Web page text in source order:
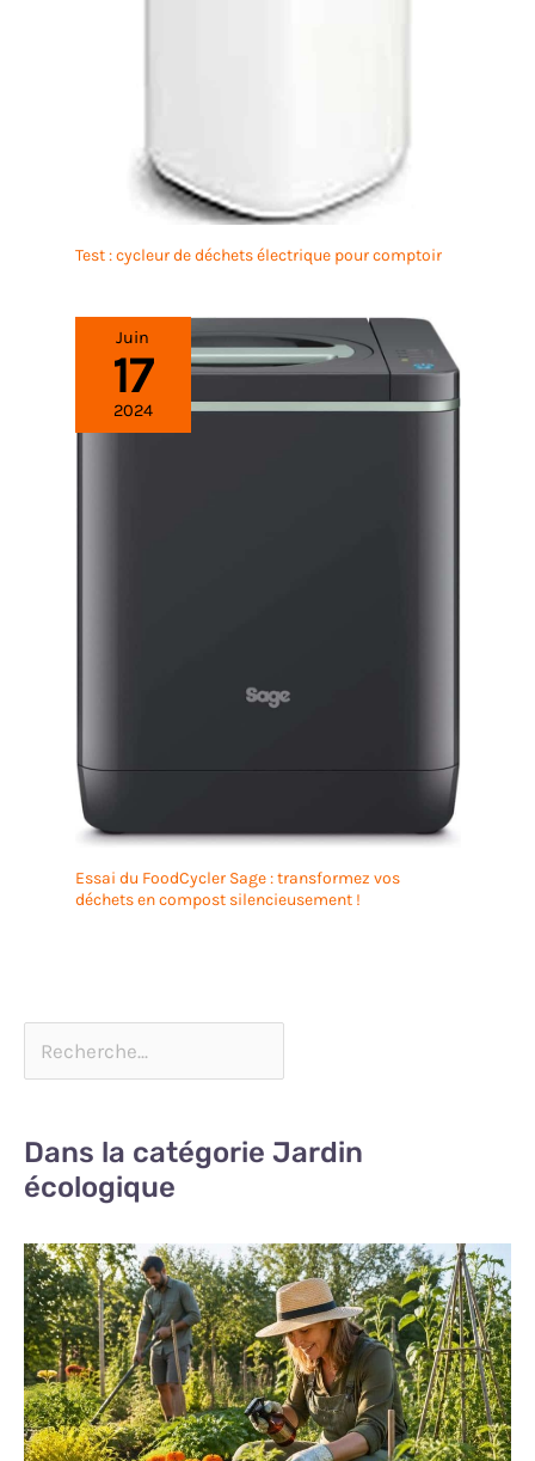
robuste pour toutes vos
Test : cycleur de déchets électrique pour comptoir
Juin
17
2024
Essai du FoodCycler Sage : transformez vos
déchets en compost silencieusement !
Dans la catégorie Jardin
écologique